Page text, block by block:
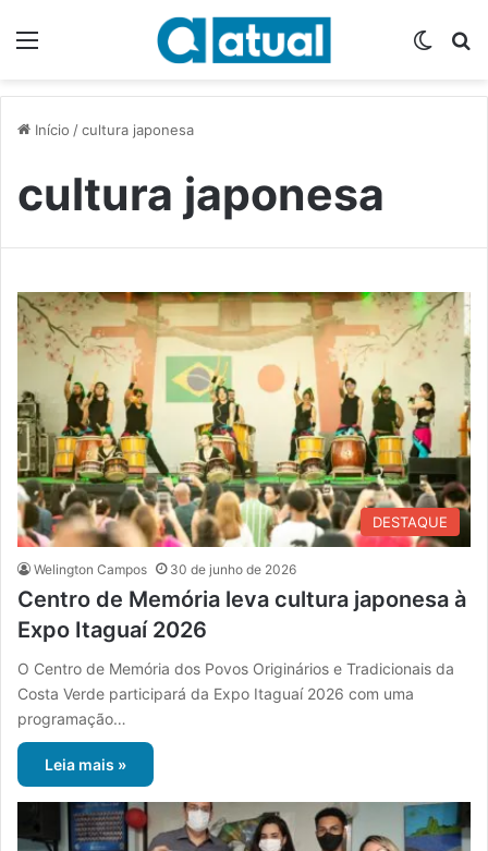
Início /cultura japonesa
cultura japonesa
DESTAQUE
Welington Campos 30 de junho de 2026
Centro de Memória leva cultura japonesa à
Expo Itaguaí 2026
O Centro de Memória dos Povos Originários e Tradicionais da
Costa Verde participará da Expo Itaguaí 2026 com uma
programação…
Leia mais »